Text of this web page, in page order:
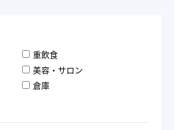
重飲食
美容・サロン
倉庫